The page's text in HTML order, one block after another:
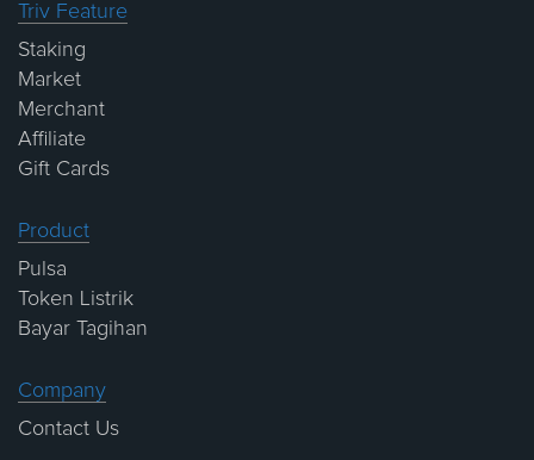
Triv Feature
Staking
Market
Merchant
Affiliate
Gift Cards
Product
Pulsa
Token Listrik
Bayar Tagihan
Company
Contact Us